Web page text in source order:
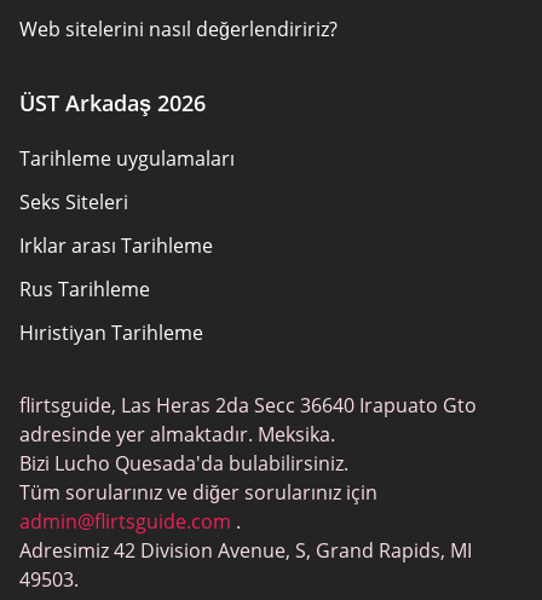
Web sitelerini nasıl değerlendiririz?
Cerez politikasi
Kullanım Şartları
Site Haritası
ÜST Arkadaş 2026
Tarihleme uygulamaları
Seks Siteleri
Irklar arası Tarihleme
Rus Tarihleme
Hıristiyan Tarihleme
Gündelik Seks
Elit Tarihleme
BBW Flört
Trans Tarihleme
Puma Tarihleme
flirtsguide, Las Heras 2da Secc 36640 Irapuato Gto
adresinde yer almaktadır. Meksika.
Bizi Lucho Quesada'da bulabilirsiniz.
Tüm sorularınız ve diğer sorularınız için
admin@flirtsguide.com .
Adresimiz 42 Division Avenue, S, Grand Rapids, MI
49503.